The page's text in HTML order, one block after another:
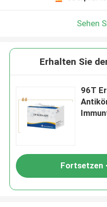
Sehen
Erhalten Sie
96T
Fortsetzen